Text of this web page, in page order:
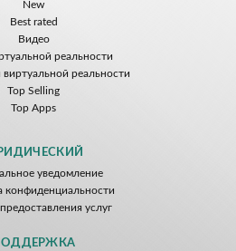
New
Best rated
Видео
реальности
реальности
Top Selling
Top Apps
уведомление
конфиденциальности
услуг